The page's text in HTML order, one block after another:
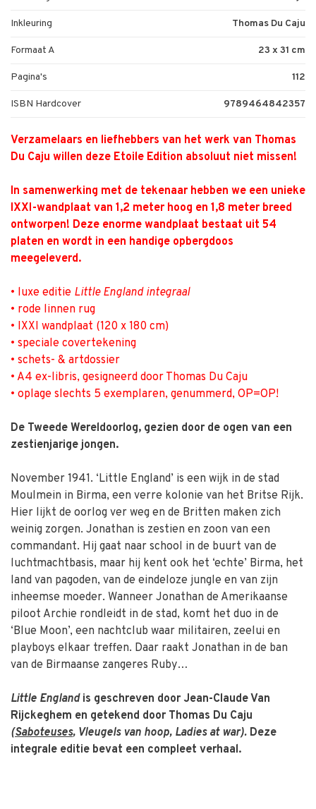
Inkleuring Thomas Du Caju
Formaat A 23 x 31 cm
Pagina's 112
ISBN Hardcover 9789464842357
Verzamelaars en liefhebbers van het werk van Thomas
Du Caju willen deze Etoile Edition ­absoluut niet missen!
In samenwerking met de tekenaar hebben we een unieke
IXXI-wandplaat van 1,2 meter hoog en 1,8 meter breed
ontworpen! Deze enorme wandplaat bestaat uit 54
platen en wordt in een handige opbergdoos
meegeleverd.
• luxe editie Little England integraal
• rode linnen rug
• IXXI wandplaat (120 x 180 cm)
• speciale covertekening
• schets- & artdossier
• A4 ex-libris, gesigneerd door Thomas Du Caju
• oplage slechts 5 exemplaren, genummerd, OP=OP!
De Tweede Wereldoorlog, gezien door de ogen van een
zestienjarige jongen.
November 1941. ‘Little England’ is een wijk in de stad
Moulmein in Birma, een verre kolonie van het Britse Rijk.
Hier lijkt de oorlog ver weg en de Britten maken zich
weinig zorgen. Jonathan is zestien en zoon van een
commandant. Hij gaat naar school in de buurt van de
luchtmachtbasis, maar hij kent ook het ‘echte’ Birma, het
land van pagoden, van de eindeloze jungle en van zijn
inheemse moeder. Wanneer Jonathan de Amerikaanse
piloot Archie rondleidt in de stad, komt het duo in de
‘Blue Moon’, een nachtclub waar militairen, zeelui en
playboys elkaar treffen. Daar raakt Jonathan in de ban
van de Birmaanse zangeres Ruby…
Little Englandis geschreven door Jean-Claude Van
Rijckeghem en getekend door Thomas Du Caju
(Saboteuses, Vleugels van hoop, Ladies at war). Deze
integrale editie bevat een compleet verhaal.